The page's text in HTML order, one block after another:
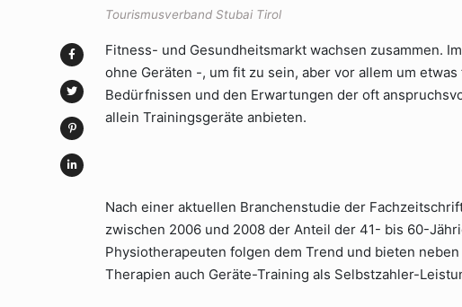
Tourismusverband Stubai Tirol
Fitness- und Gesundheitsmarkt wachsen zusammen.
ohne Geräten -, um fit zu sein, aber vor allem um
Bedürfnissen und den Erwartungen der oft
allein Trainingsgeräte anbieten.
Nach einer aktuellen Branchenstudie der
zwischen 2006 und 2008 der Anteil der 41- bis 60-
Physiotherapeuten folgen dem Trend und bieten
Therapien auch Geräte-Training als Selbstzahler-